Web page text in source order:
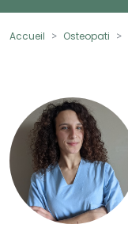
Accueil Osteopati